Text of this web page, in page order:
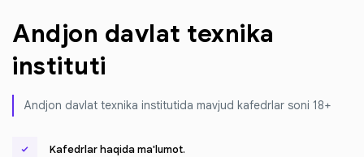
Andjon davlat texnika
instituti
Andjon davlat texnika institutida mavjud kafedrlar soni 18+
Kafedrlar haqida ma'lumot.